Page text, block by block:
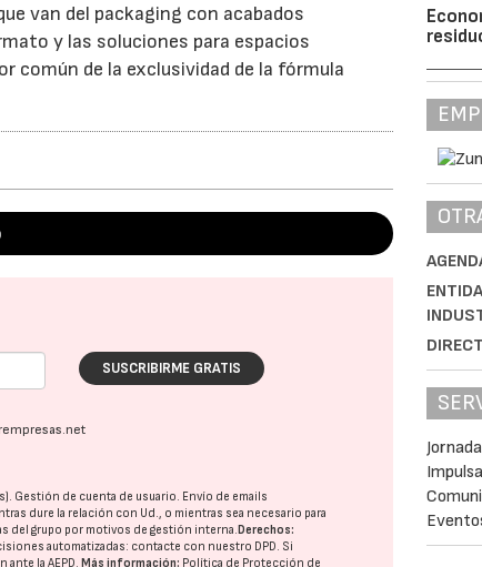
van del packaging con acabados
y las soluciones para espacios
común de la exclusividad de la fórmula
SUSCRIBIRME GRATIS
Gestión de cuenta de usuario. Envío de emails
dure la relación con Ud., o mientras sea necesario para
del grupo por motivos de gestión interna. Derechos:
automatizadas: contacte con nuestro DPD. Si
ante laAEPD. Más información: Política de Protección de